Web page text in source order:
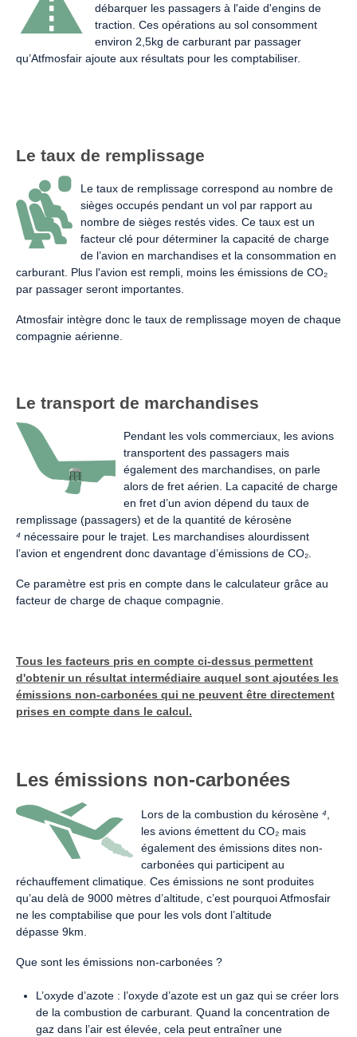
débarquer les passagers à l'aide d'engins de
traction. Ces opérations au sol consomment
environ 2,5kg de carburant par passager
qu’Atfmosfair ajoute aux résultats pour les comptabiliser.
Le taux de remplissage
Le taux de remplissage correspond au nombre de
sièges occupés pendant un vol par rapport au
nombre de sièges restés vides. Ce taux est un
facteur clé pour déterminer la capacité de charge
de l’avion en marchandises et la consommation en
carburant. Plus l'avion est rempli, moins les émissions de CO₂
par passager seront importantes.
Atmosfair intègre donc le taux de remplissage moyen de chaque
compagnie aérienne.
Le transport de marchandises
Pendant les vols commerciaux, les avions
transportent des passagers mais
également des marchandises, on parle
alors de fret aérien. La capacité de charge
en fret d’un avion dépend du taux de
remplissage (passagers) et de la quantité de kérosène
⁴ nécessaire pour le trajet. Les marchandises alourdissent
l’avion et engendrent donc davantage d’émissions de CO₂.
Ce paramètre est pris en compte dans le calculateur grâce au
facteur de charge de chaque compagnie.
Tous les facteurs pris en compte ci-dessus permettent
d'obtenir un résultat intermédiaire auquel sont ajoutées les
émissions non-carbonées qui ne peuvent être directement
prises en compte dans le calcul.
Les émissions non-carbonées
Lors de la combustion du kérosène ⁴,
les avions émettent du CO₂ mais
également des émissions dites non-
carbonées qui participent au
réchauffement climatique. Ces émissions ne sont produites
qu’au delà de 9000 mètres d’altitude, c’est pourquoi Atfmosfair
ne les comptabilise que pour les vols dont l’altitude
dépasse 9km.
Que sont les émissions non-carbonées ?
L’oxyde d’azote : l’oxyde d’azote est un gaz qui se créer lors
de la combustion de carburant. Quand la concentration de
gaz dans l’air est élevée, cela peut entraîner une